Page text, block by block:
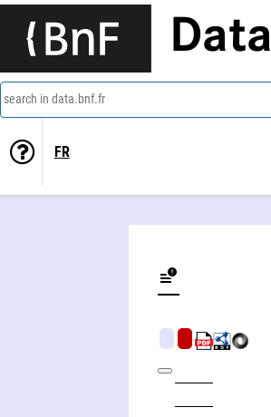
Data
search in data.bnf.fr
FR